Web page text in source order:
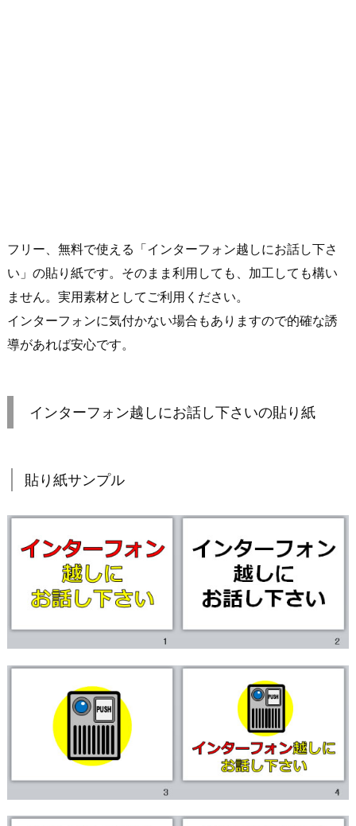
フリー、無料で使える「インターフォン越しにお話し下さ
い」の貼り紙です。そのまま利用しても、加工しても構い
ません。実用素材としてご利用ください。
インターフォンに気付かない場合もありますので的確な誘
導があれば安心です。
インターフォン越しにお話し下さいの貼り紙
貼り紙サンプル